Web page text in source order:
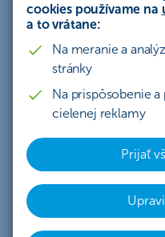
cookies používame na
a to vrátane:
Na meranie a
stránky
Na prispôsobenie
cielenej reklamy
Prijať
Ako môžu
prečítané do 4 minút
19.2.2024
Globalizácia
ukázala svoje